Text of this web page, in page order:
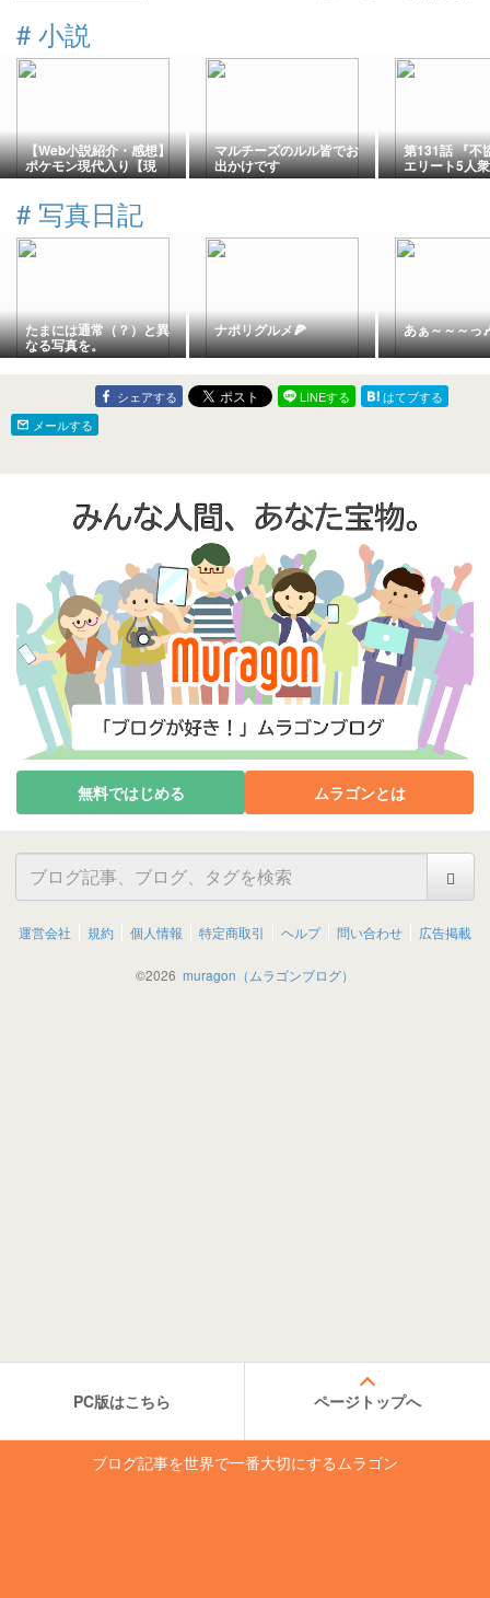
# 小説
【Web小説紹介・感想】
ポケモン現代入り【現
実・憑依転生・掲示板】
マルチーズのルル皆でお
出かけです
第131話 『不
エリート5人
ン国に灯る孤
# 写真日記
たまには通常（？）と異
なる写真を。
ナポリグルメ🍕 あぁ～～～っ
シェアする LINEする
はてブする
メールする
無料ではじめる ムラゴンとは
運営会社 規約 個人情報 特定商取引 ヘルプ 問い合わせ 広告掲載
©2026 muragon（ムラゴンブログ）
PC版はこちら ページトップへ
ブログ記事を世界で一番大切にするムラゴン